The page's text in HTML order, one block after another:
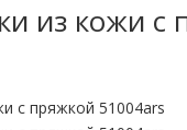
из кожи с